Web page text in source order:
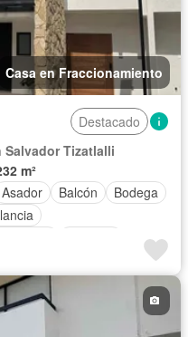
Casa en Fraccionamiento
Destacado
Salvador Tizatlalli
m²
Asador Balcón
Bodega
Estacionamiento
Jardín